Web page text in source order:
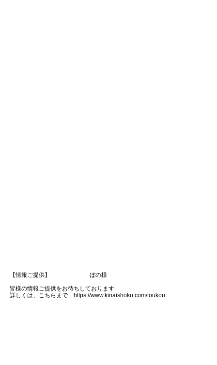
【情報ご提供】 ぼの様
皆様の情報ご提供をお待ちしております
詳しくは、こちらまで https://www.kinaishoku.com/toukou